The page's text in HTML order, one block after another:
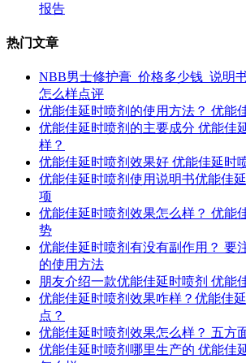
报告
热门文章
NBB男士修护膏_价格多少钱_说明
怎么样点评
优能佳延时喷剂的使用方法？ 优能
优能佳延时喷剂的主要成分 优能佳
样？
优能佳延时喷剂效果好 优能佳延时
优能佳延时喷剂使用说明书优能佳
项
优能佳延时喷剂效果怎么样？ 优能
势
优能佳延时喷剂有没有副作用？ 要
的使用方法
朋友介绍一款优能佳延时喷剂 优能
优能佳延时喷剂效果咋样？优能佳
点？
优能佳延时喷剂效果怎么样？ 五方
优能佳延时喷剂哪里生产的 优能佳